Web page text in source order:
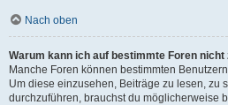
Nach oben
Warum kann ich auf bestimmte Foren nicht
Manche Foren können bestimmten
Um diese einzusehen, Beiträge zu lesen, zu
durchzuführen, brauchst du möglicherweise